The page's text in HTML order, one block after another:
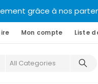
grâce à nos
Mon compte Liste